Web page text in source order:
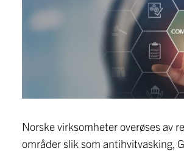
Norske virksomheter overøses av
områder slik som antihvitvasking,